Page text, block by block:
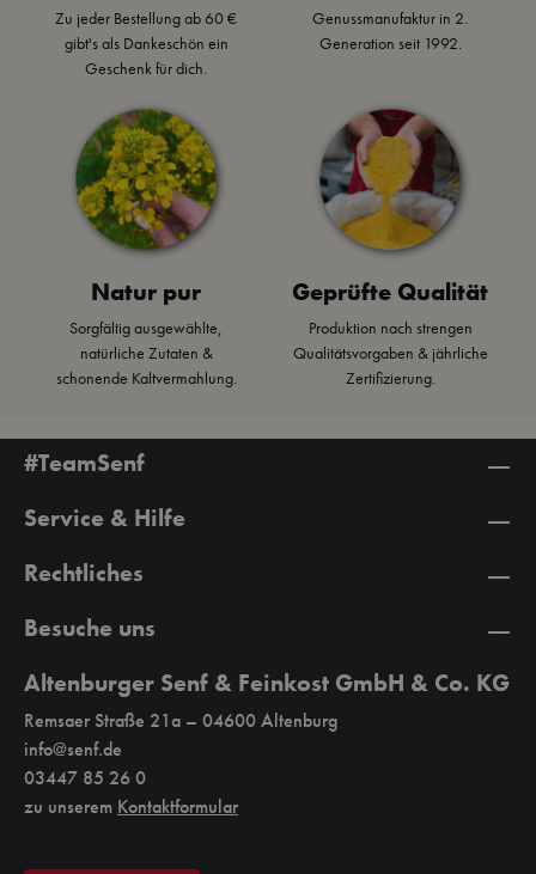
Zu jeder Bestellung ab 60 €
gibt's als Dankeschön ein
Geschenk für dich.
Genussmanufaktur in 2.
Generation seit 1992.
Natur pur
Sorgfältig ausgewählte,
natürliche Zutaten &
schonende Kaltvermahlung.
Geprüfte Qualität
Produktion nach strengen
Qualitätsvorgaben & jährliche
Zertifizierung.
#TeamSenf
Service & Hilfe
Rechtliches
Besuche uns
Altenburger Senf & Feinkost GmbH & Co. KG
Remsaer Straße 21a – 04600 Altenburg
info@senf.de
03447 85 26 0
zu unserem Kontaktformular